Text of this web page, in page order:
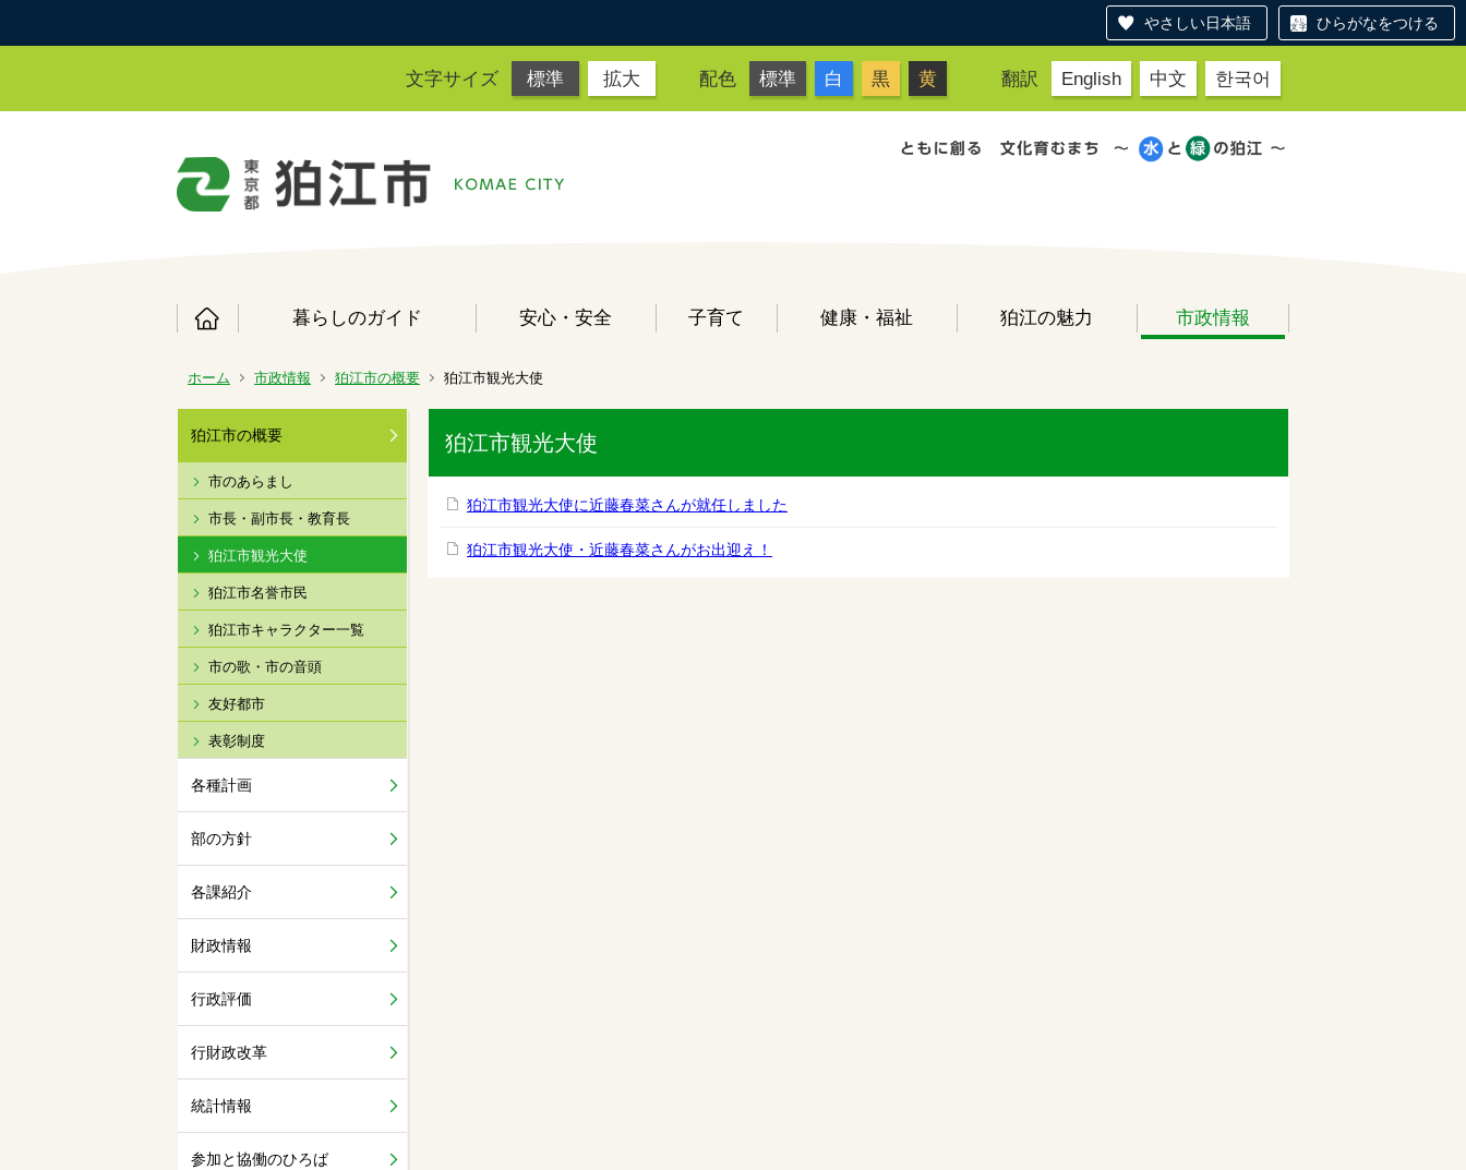
やさしい日本語 ひらがなをつける
文字サイズ 標準 拡大 配色 標準 白 黒 黄 翻訳 English 中文 한국어
暮らしのガイド 安心・安全 子育て 健康・福祉 狛江の魅力 市政情報
ホーム 市政情報 狛江市の概要 狛江市観光大使
狛江市の概要
市のあらまし
市長・副市長・教育長
狛江市観光大使
狛江市名誉市民
狛江市キャラクター一覧
市の歌・市の音頭
友好都市
表彰制度
各種計画
部の方針
各課紹介
財政情報
行政評価
行財政改革
統計情報
参加と協働のひろば
狛江市観光大使
狛江市観光大使に近藤春菜さんが就任しました
狛江市観光大使・近藤春菜さんがお出迎え！